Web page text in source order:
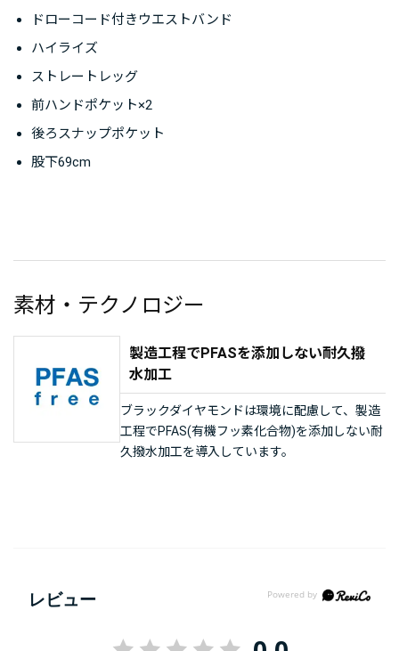
ドローコード付きウエストバンド
ハイライズ
ストレートレッグ
前ハンドポケット×2
後ろスナップポケット
股下69cm
素材・テクノロジー
製造工程でPFASを添加しない耐久撥
水加工
ブラックダイヤモンドは環境に配慮して、製造
工程でPFAS(有機フッ素化合物)を添加しない耐
久撥水加工を導入しています。
レビュー